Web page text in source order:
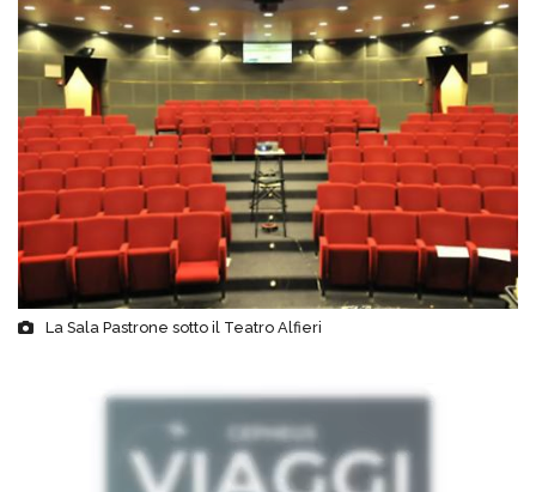
La Sala Pastrone sotto il Teatro Alfieri